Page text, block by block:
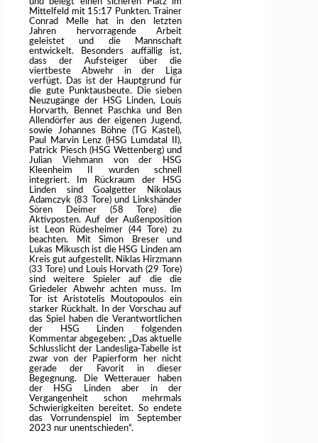
Mittelfeld mit 15:17 Punkten. Trainer
Conrad Melle hat in den letzten
Jahren hervorragende Arbeit
geleistet und die Mannschaft
entwickelt. Besonders auffällig ist,
dass der Aufsteiger über die
viertbeste Abwehr in der Liga
verfügt. Das ist der Hauptgrund für
die gute Punktausbeute. Die sieben
Neuzugänge der HSG Linden, Louis
Horvarth, Bennet Paschka und Ben
Allendörfer aus der eigenen Jugend,
sowie Johannes Böhne (TG Kastel),
Paul Marvin Lenz (HSG Lumdatal II),
Patrick Piesch (HSG Wettenberg) und
Julian Viehmann von der HSG
Kleenheim II wurden schnell
integriert. Im Rückraum der HSG
Linden sind Goalgetter Nikolaus
Adamczyk (83 Tore) und Linkshänder
Sören Deimer (58 Tore) die
Aktivposten. Auf der Außenposition
ist Leon Rüdesheimer (44 Tore) zu
beachten. Mit Simon Breser und
Lukas Mikusch ist die HSG Linden am
Kreis gut aufgestellt. Niklas Hirzmann
(33 Tore) und Louis Horvath (29 Tore)
sind weitere Spieler auf die die
Griedeler Abwehr achten muss. Im
Tor ist Aristotelis Moutopoulos ein
starker Rückhalt. In der Vorschau auf
das Spiel haben die Verantwortlichen
der HSG Linden folgenden
Kommentar abgegeben: „Das aktuelle
Schlusslicht der Landesliga-Tabelle ist
zwar von der Papierform her nicht
gerade der Favorit in dieser
Begegnung. Die Wetterauer haben
der HSG Linden aber in der
Vergangenheit schon mehrmals
Schwierigkeiten bereitet. So endete
das Vorrundenspiel im September
2023 nur unentschieden“.